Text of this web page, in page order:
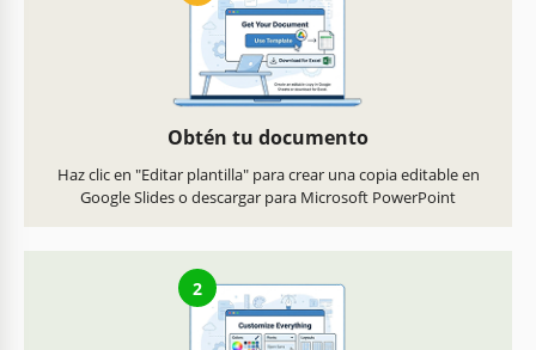
Obtén tu documento
Haz clic en "Editar plantilla" para crear una copia editable en
Google Slides o descargar para Microsoft PowerPoint
2